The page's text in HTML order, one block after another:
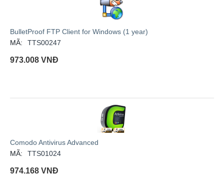
BulletProof FTP Client for Windows (1 year)
MÃ:
TTS00247
973.008 VNĐ
Comodo Antivirus Advanced
MÃ:
TTS01024
974.168 VNĐ